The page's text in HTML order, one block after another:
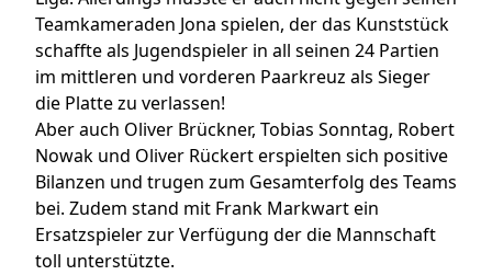
Teamkameraden Jona spielen, der das Kunststück
schaffte als Jugendspieler in all seinen 24 Partien
im mittleren und vorderen Paarkreuz als Sieger
die Platte zu verlassen!
Aber auch Oliver Brückner, Tobias Sonntag, Robert
Nowak und Oliver Rückert erspielten sich positive
Bilanzen und trugen zum Gesamterfolg des Teams
bei. Zudem stand mit Frank Markwart ein
Ersatzspieler zur Verfügung der die Mannschaft
toll unterstützte.